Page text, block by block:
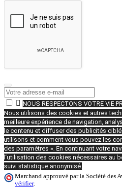
 NOUS RESPECTONS VOTRE VIE
Nous utilisons des cookies et autres
meilleure expérience de navigation,
le contenu et diffuser des publicités
utilisons et comment vous pouvez les
des paramètres ». En continuant votre
l’utilisation des cookies nécessaires au
suivi statistique anonymisé.
Marchand approuvé par la Société des
vérifier.